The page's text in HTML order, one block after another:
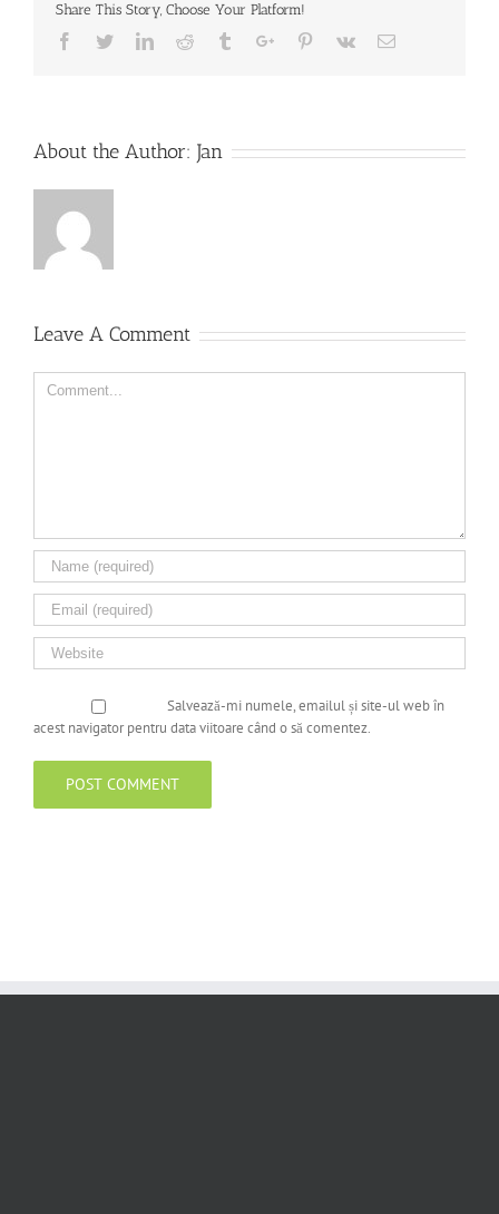
Share This Story, Choose Your Platform!
Facebook
TwitterLinkedinReddit TumblrGoogle+Pinterest
Vk Email
About the Author: Jan
Leave A Comment
Comment
Salvează-mi numele, emailul și site-ul web în
acest navigator pentru data viitoare când o să comentez.